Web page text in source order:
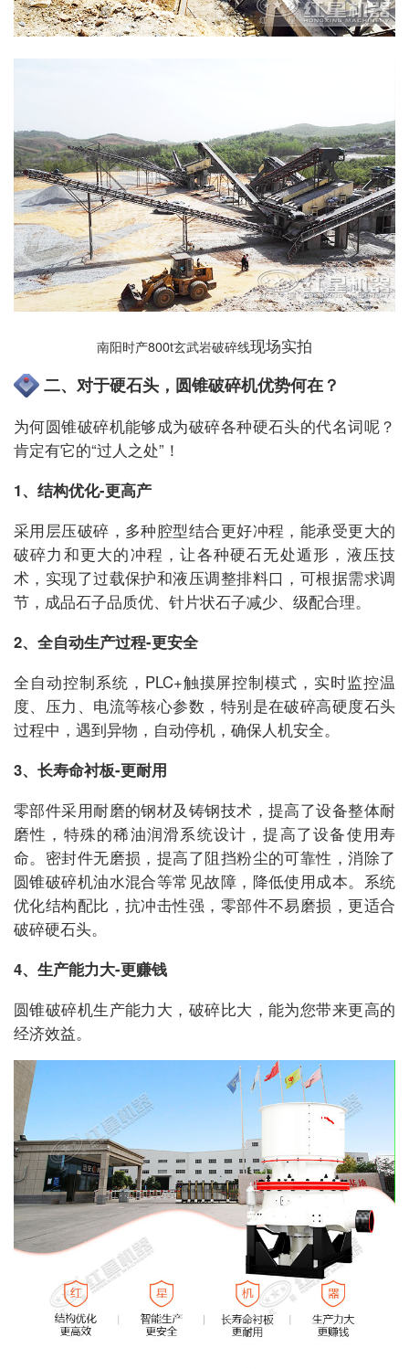
南阳时产800t玄武岩破碎线现场实拍
二、对于硬石头，圆锥破碎机优势何在？
为何圆锥破碎机能够成为破碎各种硬石头的代名词呢？
肯定有它的“过人之处”！
1、结构优化-更高产
采用层压破碎，多种腔型结合更好冲程，能承受更大的
破碎力和更大的冲程，让各种硬石无处遁形，液压技
术，实现了过载保护和液压调整排料口，可根据需求调
节，成品石子品质优、针片状石子减少、级配合理。
2、全自动生产过程-更安全
全自动控制系统，PLC+触摸屏控制模式，实时监控温
度、压力、电流等核心参数，特别是在破碎高硬度石头
过程中，遇到异物，自动停机，确保人机安全。
3、长寿命衬板-更耐用
零部件采用耐磨的钢材及铸钢技术，提高了设备整体耐
磨性，特殊的稀油润滑系统设计，提高了设备使用寿
命。密封件无磨损，提高了阻挡粉尘的可靠性，消除了
圆锥破碎机油水混合等常见故障，降低使用成本。系统
优化结构配比，抗冲击性强，零部件不易磨损，更适合
破碎硬石头。
4、生产能力大-更赚钱
圆锥破碎机生产能力大，破碎比大，能为您带来更高的
经济效益。